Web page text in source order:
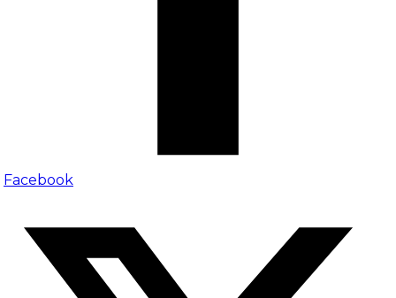
Facebook